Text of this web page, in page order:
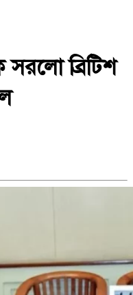
সরলো ব্রিটিশ